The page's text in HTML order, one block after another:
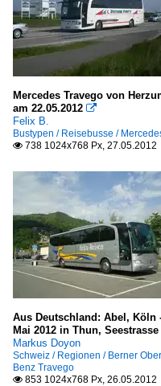
Mercedes Travego von
am 22.05.2012 
Felix B.
Bustypen / Reisebusse /
 738 1024x768 Px, 27.05.2012
Aus Deutschland: Abel, Köln
Mai 2012 in Thun, Seestrasse
Markus Doyon
Schweiz / Regionen / Berner
Benz Travego
 853 1024x768 Px, 26.05.2012